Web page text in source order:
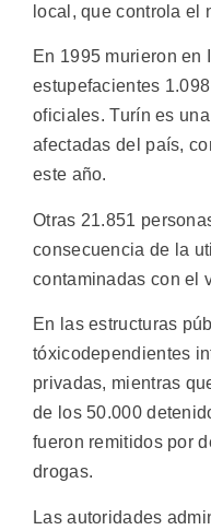
local, que controla el
En 1995 murieron en
estupefacientes
oficiales. Turín es
afectadas del país,
este año.
Otras 21.851
consecuencia de la
contaminadas con el
En las estructuras
tóxicodependientes
privadas, mientras
de los 50.000
fueron remitidos por
drogas.
Las autoridades